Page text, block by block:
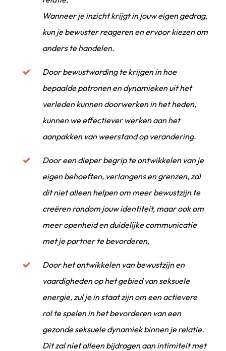
Wanneer je inzicht krijgt in jouw eigen gedrag,
kun je bewuster reageren en ervoor kiezen om
anders te handelen.
Door bewustwording te krijgen in hoe
bepaalde patronen en dynamieken uit het
verleden kunnen doorwerken in het heden,
kunnen we effectiever werken aan het
aanpakken van weerstand op verandering.
Door een dieper begrip te ontwikkelen van je
eigen behoeften, verlangens en grenzen, zal
dit niet alleen helpen om meer bewustzijn te
creëren rondom jouw identiteit, maar ook om
meer openheid en duidelijke communicatie
met je partner te bevorderen,
Door het ontwikkelen van bewustzijn en
vaardigheden op het gebied van seksuele
energie, zul je in staat zijn om een actievere
rol te spelen in het bevorderen van een
gezonde seksuele dynamiek binnen je relatie.
Dit zal niet alleen bijdragen aan intimiteit met